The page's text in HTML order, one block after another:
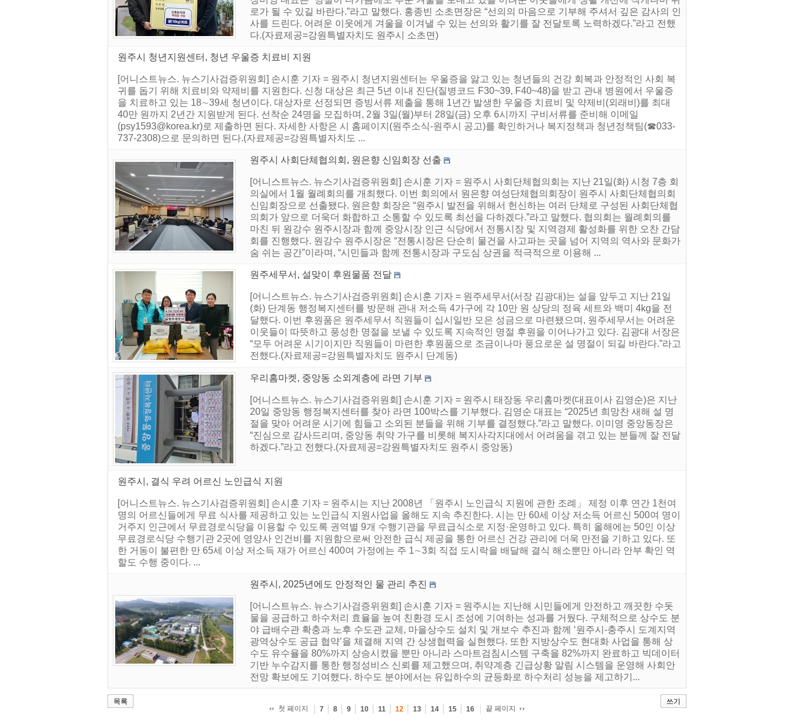
로가 될 수 있길 바란다.”라고 말했다. 홍종빈 소초면장은 “선의의 마음으로 기부해 주셔서 깊은 감사의 인
사를 드린다. 어려운 이웃에게 겨울을 이겨낼 수 있는 선의와 활기를 잘 전달토록 노력하겠다.”라고 전했
다.(자료제공=강원특별자치도 원주시 소초면)
원주시 청년지원센터, 청년 우울증 치료비 지원
[어니스트뉴스. 뉴스기사검증위원회] 손시훈 기자 = 원주시 청년지원센터는 우울증을 앓고 있는 청년들의 건강 회복과 안정적인 사회 복
귀를 돕기 위해 치료비와 약제비를 지원한다. 신청 대상은 최근 5년 이내 진단(질병코드 F30~39, F40~48)을 받고 관내 병원에서 우울증
을 치료하고 있는 18∼39세 청년이다. 대상자로 선정되면 증빙서류 제출을 통해 1년간 발생한 우울증 치료비 및 약제비(외래비)를 최대
40만 원까지 2년간 지원받게 된다. 선착순 24명을 모집하며, 2월 3일(월)부터 28일(금) 오후 6시까지 구비서류를 준비해 이메일
(psy1593@korea.kr)로 제출하면 된다. 자세한 사항은 시 홈페이지(원주소식-원주시 공고)를 확인하거나 복지정책과 청년정책팀(☎033-
737-2308)으로 문의하면 된다.(자료제공=강원특별자치도 ...
원주시 사회단체협의회, 원은향 신임회장 선출
[어니스트뉴스. 뉴스기사검증위원회] 손시훈 기자 = 원주시 사회단체협의회는 지난 21일(화) 시청 7층 회
의실에서 1월 월례회의를 개최했다. 이번 회의에서 원은향 여성단체협의회장이 원주시 사회단체협의회
신임회장으로 선출됐다. 원은향 회장은 “원주시 발전을 위해서 헌신하는 여러 단체로 구성된 사회단체협
의회가 앞으로 더욱더 화합하고 소통할 수 있도록 최선을 다하겠다.”라고 말했다. 협의회는 월례회의를
마친 뒤 원강수 원주시장과 함께 중앙시장 인근 식당에서 전통시장 및 지역경제 활성화를 위한 오찬 간담
회를 진행했다. 원강수 원주시장은 “전통시장은 단순히 물건을 사고파는 곳을 넘어 지역의 역사와 문화가
숨 쉬는 공간”이라며, “시민들과 함께 전통시장과 구도심 상권을 적극적으로 이용해 ...
원주세무서, 설맞이 후원물품 전달
[어니스트뉴스. 뉴스기사검증위원회] 손시훈 기자 = 원주세무서(서장 김광대)는 설을 앞두고 지난 21일
(화) 단계동 행정복지센터를 방문해 관내 저소득 4가구에 각 10만 원 상당의 정육 세트와 백미 4kg을 전
달했다. 이번 후원품은 원주세무서 직원들이 십시일반 모은 성금으로 마련됐으며, 원주세무서는 어려운
이웃들이 따뜻하고 풍성한 명절을 보낼 수 있도록 지속적인 명절 후원을 이어나가고 있다. 김광대 서장은
“모두 어려운 시기이지만 직원들이 마련한 후원품으로 조금이나마 풍요로운 설 명절이 되길 바란다.”라고
전했다.(자료제공=강원특별자치도 원주시 단계동)
우리홈마켓, 중앙동 소외계층에 라면 기부
[어니스트뉴스. 뉴스기사검증위원회] 손시훈 기자 = 원주시 태장동 우리홈마켓(대표이사 김영순)은 지난
20일 중앙동 행정복지센터를 찾아 라면 100박스를 기부했다. 김영순 대표는 “2025년 희망찬 새해 설 명
절을 맞아 어려운 시기에 힘들고 소외된 분들을 위해 기부를 결정했다.”라고 말했다. 이미영 중앙동장은
“진심으로 감사드리며, 중앙동 취약 가구를 비롯해 복지사각지대에서 어려움을 겪고 있는 분들께 잘 전달
하겠다.”라고 전했다.(자료제공=강원특별자치도 원주시 중앙동)
원주시, 결식 우려 어르신 노인급식 지원
[어니스트뉴스. 뉴스기사검증위원회] 손시훈 기자 = 원주시는 지난 2008년 「원주시 노인급식 지원에 관한 조례」 제정 이후 연간 1천여
명의 어르신들에게 무료 식사를 제공하고 있는 노인급식 지원사업을 올해도 지속 추진한다. 시는 만 60세 이상 저소득 어르신 500여 명이
거주지 인근에서 무료경로식당을 이용할 수 있도록 권역별 9개 수행기관을 무료급식소로 지정·운영하고 있다. 특히 올해에는 50인 이상
무료경로식당 수행기관 2곳에 영양사 인건비를 지원함으로써 안전한 급식 제공을 통한 어르신 건강 관리에 더욱 만전을 기하고 있다. 또
한 거동이 불편한 만 65세 이상 저소득 재가 어르신 400여 가정에는 주 1∼3회 직접 도시락을 배달해 결식 해소뿐만 아니라 안부 확인 역
할도 수행 중이다. ...
원주시, 2025년에도 안정적인 물 관리 추진
[어니스트뉴스. 뉴스기사검증위원회] 손시훈 기자 = 원주시는 지난해 시민들에게 안전하고 깨끗한 수돗
물을 공급하고 하수처리 효율을 높여 친환경 도시 조성에 기여하는 성과를 거뒀다. 구체적으로 상수도 분
야 급배수관 확충과 노후 수도관 교체, 마을상수도 설치 및 개보수 추진과 함께 ‘원주시-충주시 도계지역
광역상수도 공급 협약’을 체결해 지역 간 상생협력을 실현했다. 또한 지방상수도 현대화 사업을 통해 상
수도 유수율을 80%까지 상승시켰을 뿐만 아니라 스마트검침시스템 구축을 82%까지 완료하고 빅데이터
기반 누수감지를 통한 행정성비스 신뢰를 제고했으며, 취약계층 긴급상황 알림 시스템을 운영해 사회안
전망 확보에도 기여했다. 하수도 분야에서는 유입하수의 균등화로 하수처리 성능을 제고하기...
목록
쓰기
첫 페이지
7 8 9 10 11 12 13 14 15 16 끝 페이지